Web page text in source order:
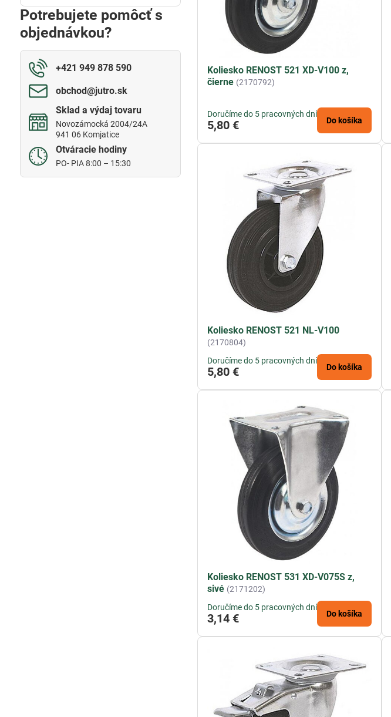
Koliesko RENOST 521 XD-V100 z,
čierne (2170792)
Doručíme do 5 pracovných dní
5,80 € Do košíka
Koliesko RENOST 521 NL-V100
(2170804)
Doručíme do 5 pracovných dní
5,80 € Do košíka
Koliesko RENOST 531 XD-V075S z,
sivé (2171202)
Doručíme do 5 pracovných dní
3,14 € Do košíka
filtra
fulltextom
Potrebujete pomôcť s
objednávkou?
+421 949 878 590
obchod​@jutro​.sk
Sklad a výdaj tovaru
Novozámocká 2004/24A
941 06 Komjatice
Otváracie hodiny
PO- PIA 8:00 – 15:30